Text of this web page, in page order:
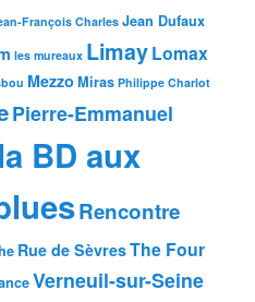
François Charles Jean Dufaux
les mureaux LimayLomax
Mezzo Miras Philippe Charlot
Pierre-Emmanuel
BD aux
Rencontre
Rue de SèvresThe Four
Verneuil-sur-Seine